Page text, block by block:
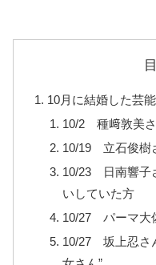
10月に結婚した芸
10/2 種﨑敦美
10/19 立石俊
10/23 日南響
いしていた方
10/27 パーマ
10/27 坂上忍